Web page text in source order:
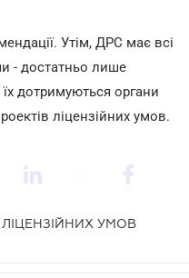
Утім, ДРС має всі
- достатньо лише
їх дотримуються органи
ліцензійних умов.
УМОВ